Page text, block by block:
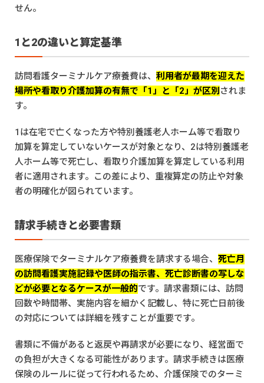
せん。
1と2の違いと算定基準
訪問看護ターミナルケア療養費は、 利用者が最期を迎えた
場所や看取り介護加算の有無で「1」と「2」が区別 されま
す。
1は在宅で亡くなった方や特別養護老人ホーム等で看取り
加算を算定していないケースが対象となり、2は特別養護老
人ホーム等で死亡し、看取り介護加算を算定している利用
者に適用されます。この差により、重複算定の防止や対象
者の明確化が図られています。
請求手続きと必要書類
医療保険でターミナルケア療養費を請求する場合、 死亡月
の訪問看護実施記録や医師の指示書、死亡診断書の写しな
どが必要となるケースが一般的です。請求書類には、訪問
回数や時間帯、実施内容を細かく記載し、特に死亡日前後
の対応については詳細を残すことが重要です。
書類に不備があると返戻や再請求が必要になり、経営面で
の負担が大きくなる可能性があります。請求手続きは医療
保険のルールに従って行われるため、介護保険でのターミ